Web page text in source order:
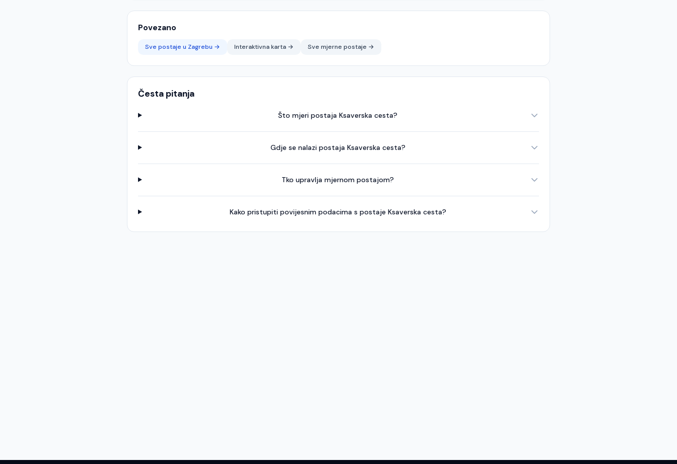
Povezano
Sve postaje u Zagrebu → Interaktivna karta → Sve mjerne postaje →
Česta pitanja
Što mjeri postaja Ksaverska cesta?
Gdje se nalazi postaja Ksaverska cesta?
Tko upravlja mjernom postajom?
Kako pristupiti povijesnim podacima s postaje Ksaverska cesta?